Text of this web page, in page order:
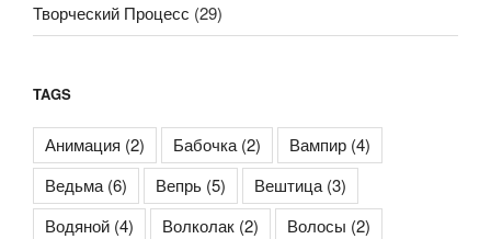
Творческий Процесс (29)
TAGS
Анимация (2) Бабочка (2) Вампир (4)
Ведьма (6) Вепрь (5) Вештица (3)
Водяной (4) Волколак (2) Волосы (2)